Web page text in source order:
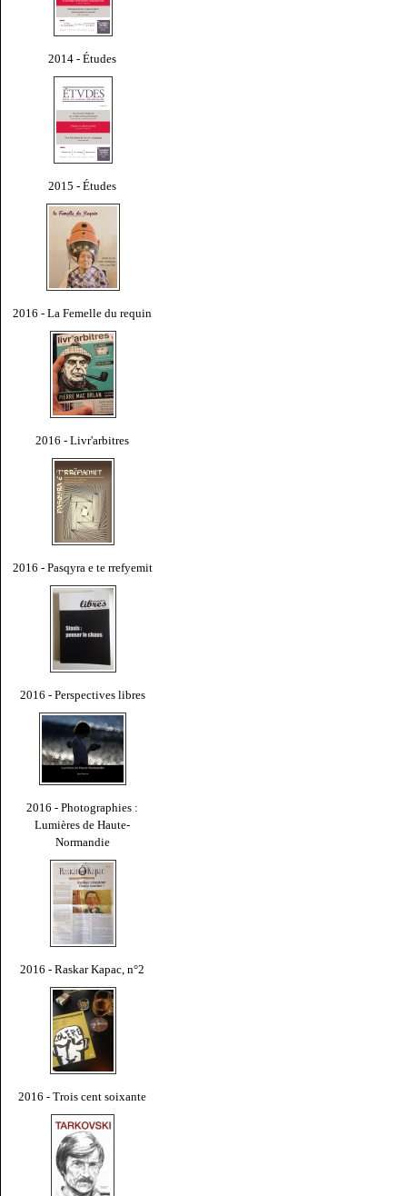
2014 - Études
2015 - Études
2016 - La Femelle du requin
2016 - Livr'arbitres
2016 - Pasqyra e te rrefyemit
2016 - Perspectives libres
2016 - Photographies :
Lumières de Haute-
Normandie
2016 - Raskar Kapac, n°2
2016 - Trois cent soixante